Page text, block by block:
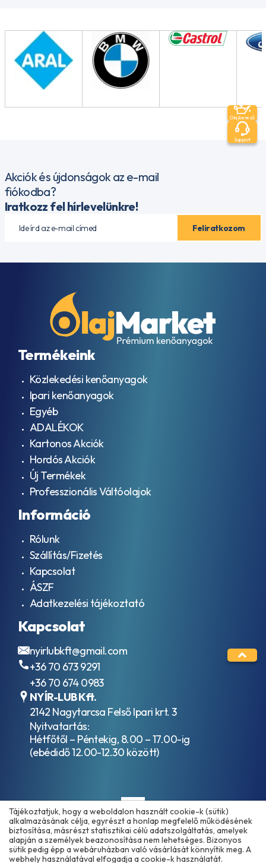
Akciók és újdonságok az e-mail
fiókodba?
Iratkozz fel hírlevelünkre!
Termékeink
Közlekedési kenőanyagok
Ipari kenőanyagok
Egyéb
ADALÉKOK
Kartonos Akciók
Hordós Akciók
Új Termékek
Professzionális Váltóolajok
Információ
Rólunk
Szállítás/Fizetés
Kapcsolat
ÁSZF
Adatkezelési tájékoztató
Kapcsolat
nyirlubkft@gmail.com
+36 70 673 9291
+36 70 674 0983
NYÍR-LUB Kft.
2142 Nagytarcsa Felső Ipari krt. 3
Nyitvatartás:
Hétfőtől – Péntekig, 8.00 – 17.00-ig
(ebédidő 12.00-12.30 között)
Copyright © 2025 - 2026 www.olajmarket.hu
Olajkereső
Support
Tájékoztatjuk, hogy a weboldalon használt cookie-k (sütik)
alkalmazásának célja, egyrészt a honlap megfelelő működésének
biztosítása, másrészt statisztikai célú adatszolgáltatás, amelyek
alapján a személyek beazonosítása nem lehetséges. Bizonyos
sütik pedig épp a webáruházban való vásárlását könnyítik meg. A
webhely használatával elfogadja a cookie-k használatát.